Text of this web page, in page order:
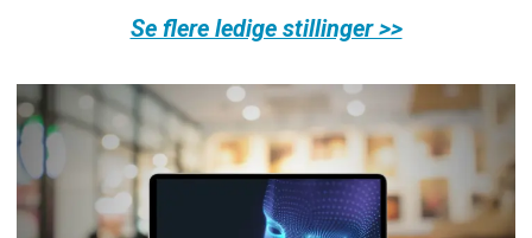
Se flere ledige stillinger >>